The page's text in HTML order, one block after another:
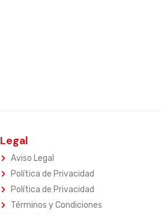
Legal
Aviso Legal
Política de Privacidad
Política de Privacidad
Términos y Condiciones